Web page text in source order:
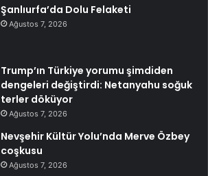
Şanlıurfa’da Dolu Felaketi
Ağustos 7, 2026
Trump’ın Türkiye yorumu şimdiden
dengeleri değiştirdi: Netanyahu soğuk
terler döküyor
Ağustos 7, 2026
Nevşehir Kültür Yolu’nda Merve Özbey
coşkusu
Ağustos 7, 2026